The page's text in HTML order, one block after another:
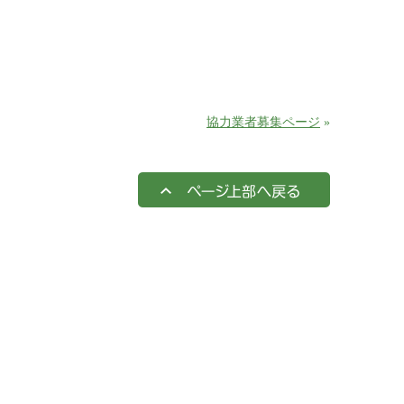
協力業者募集ページ »